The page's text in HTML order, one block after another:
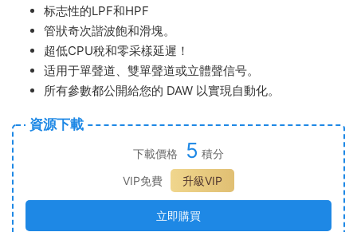
标志性的LPF和HPF
管狀奇次諧波飽和滑塊。
超低CPU稅和零采樣延遲！
适用于單聲道、雙單聲道或立體聲信号。
所有參數都公開給您的 DAW 以實現自動化。
資源下載
下載價格 5 積分
VIP免費
升級VIP
立即購買